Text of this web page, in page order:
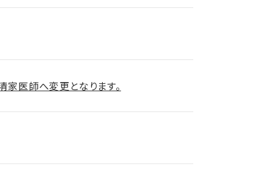
医師へ変更となります。